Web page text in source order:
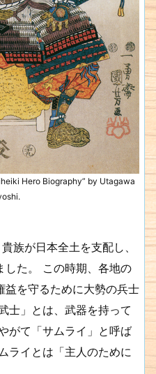
Hero Biography” by Utagawa
族が日本全土を支配し、
した。 この時期、各地の
益を守るために大勢の兵士
士」とは、武器を持って
がて「サムライ」と呼ば
ライとは「主人のために